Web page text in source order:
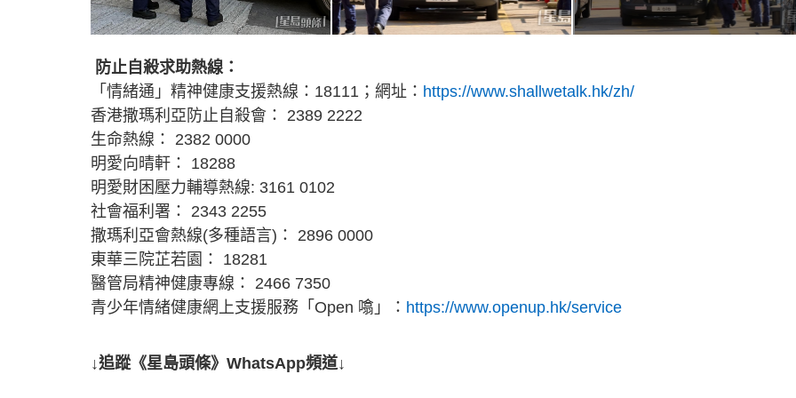
防止自殺求助熱線：
「情緒通」精神健康支援熱線：18111；網址： https://www.shallwetalk.hk/zh/
香港撒瑪利亞防止自殺會： 2389 2222
生命熱線： 2382 0000
明愛向晴軒： 18288
明愛財困壓力輔導熱線: 3161 0102
社會福利署： 2343 2255
撒瑪利亞會熱線(多種語言)： 2896 0000
東華三院芷若園： 18281
醫管局精神健康專線： 2466 7350
青少年情緒健康網上支援服務「Open 噏」： https://www.openup.hk/service
↓追蹤《星島頭條》WhatsApp頻道↓